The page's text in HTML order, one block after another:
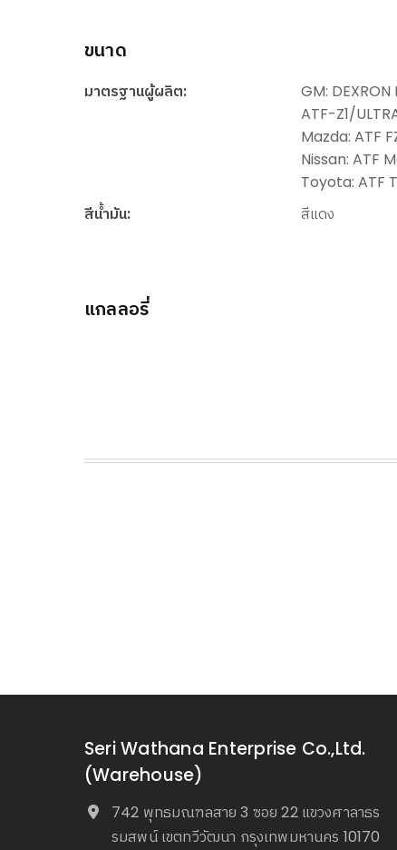
ขนาด
มาตรฐานผู้ผลิต:
GM:
ATF-Z1/
Mazda: ATF
Nissan: ATF
Toyota: ATF
สีน้ำมัน:
สีแดง
แกลลอรี่
Seri Wathana Enterprise Co.,Ltd.
(Warehouse)
742 พุทธมณฑลสาย 3 ซอย 22 แขวงศาลาธร
รมสพน์ เขตทวีวัฒนา กรุงเทพมหานคร 10170